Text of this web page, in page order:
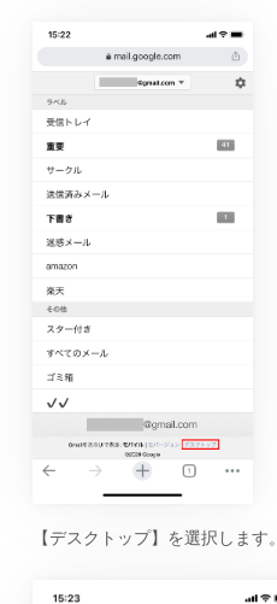
【デスクトップ】を選択します。